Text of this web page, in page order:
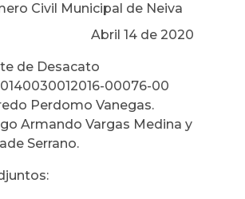
Civil Municipal de Neiva
Abril 14 de 2020
de Desacato
00076-00
Perdomo Vanegas.
Armando Vargas Medina y
Serrano.